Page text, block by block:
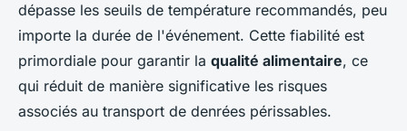
dépasse les seuils de température recommandés, peu
importe la durée de l'événement. Cette fiabilité est
primordiale pour garantir la qualité alimentaire, ce
qui réduit de manière significative les risques
associés au transport de denrées périssables.